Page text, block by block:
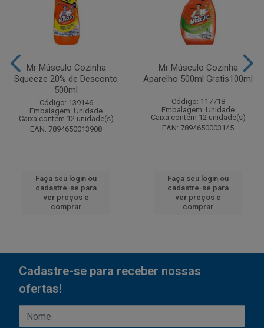
Mr Músculo Cozinha
Squeeze 20% de Desconto
500ml
Código: 139146
Embalagem: Unidade
Caixa contém 12 unidade(s)
EAN: 7894650013908
Faça seu login ou
cadastre-se para
ver preços e
comprar
Mr Músculo Cozinha
Aparelho 500ml Gratis100ml
Código: 117718
Embalagem: Unidade
Caixa contém 12 unidade(s)
EAN: 7894650003145
Faça seu login ou
cadastre-se para
ver preços e
comprar
Cadastre-se para receber nossas
ofertas!